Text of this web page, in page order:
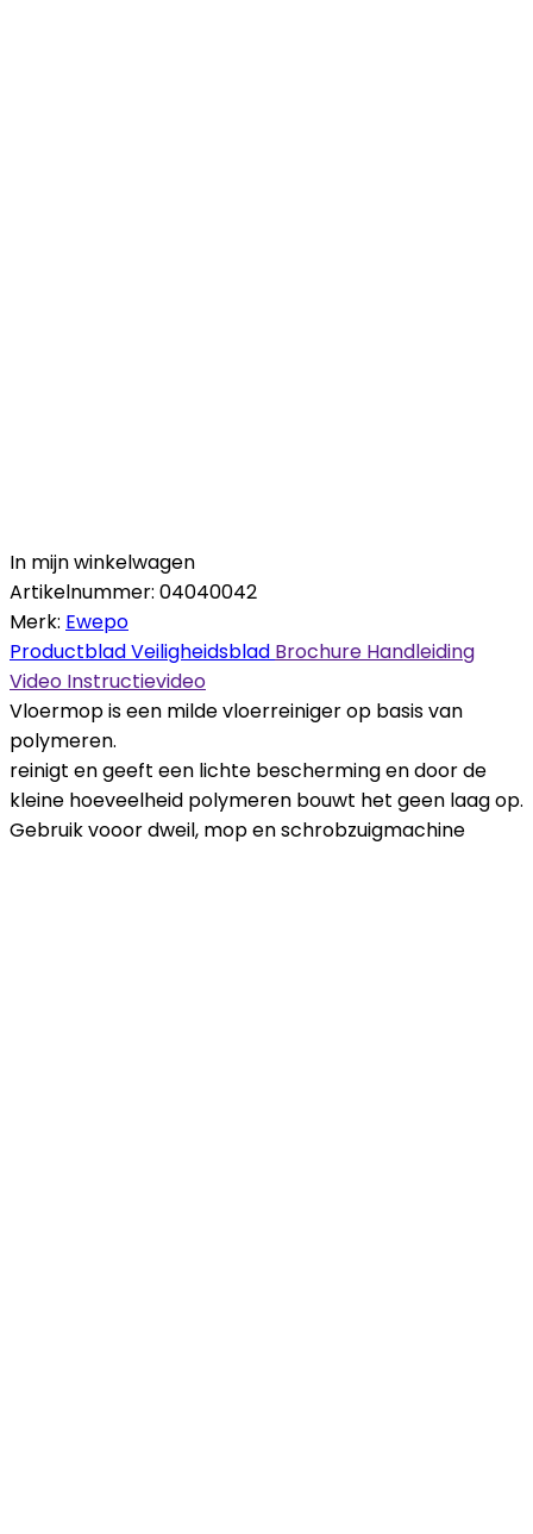
In mijn winkelwagen
Artikelnummer: 04040042
Merk: Ewepo
ProductbladVeiligheidsblad Brochure Handleiding
Video Instructievideo
Vloermop is een milde vloerreiniger op basis van
polymeren.
reinigt en geeft een lichte bescherming en door de
kleine hoeveelheid polymeren bouwt het geen laag op.
Gebruik vooor dweil, mop en schrobzuigmachine